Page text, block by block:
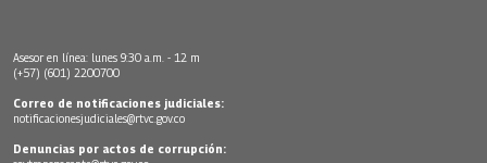
Asesor en línea: lunes 9:30 a.m. - 12 m
(+57) (601) 2200700
Correo de notificaciones judiciales:
notificacionesjudiciales@rtvc.gov.co
Denuncias por actos de corrupción: